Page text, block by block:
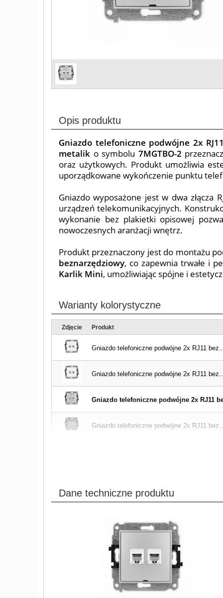
Opis produktu
Gniazdo telefoniczne podwójne 2x
metalik o symbolu 7MGTBO-2
oraz użytkowych. Produkt umożliwia
uporządkowane wykończenie punktu
Gniazdo wyposażone jest w dwa złącza
urządzeń telekomunikacyjnych.
wykonanie bez plakietki opisowej
nowoczesnych aranżacji wnętrz.
Produkt przeznaczony jest do montażu
beznarzędziowy, co zapewnia trwałe i
Karlik Mini, umożliwiając spójne i
Warianty kolorystyczne
Zdjęcie Produkt
Gniazdo telefoniczne podwójne 2x RJ11
Gniazdo telefoniczne podwójne 2x RJ11
Gniazdo telefoniczne podwójne 2x RJ11
Gniazdo telefoniczne podwójne 2x RJ11
Dane techniczne produktu